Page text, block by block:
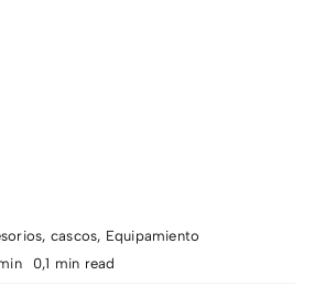
, cascos, Equipamiento
0,1 min read